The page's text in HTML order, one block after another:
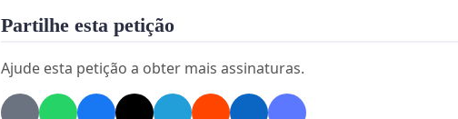
A comunidade da Barra da Lagoa não pode continuar convivendo
com situações de violência, medo e insegurança sem respostas
efetivas das autoridades responsáveis.
Partilhe esta petição
Ajude esta petição a obter mais assinaturas.